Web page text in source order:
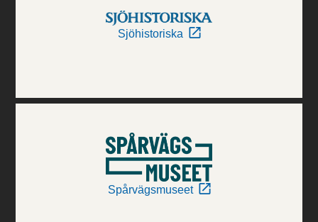
Sjöhistoriska
Spårvägsmuseet